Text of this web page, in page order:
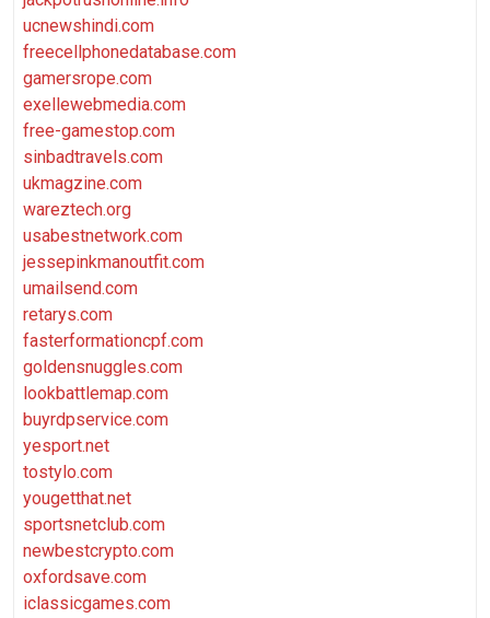
ucnewshindi.com
freecellphonedatabase.com
gamersrope.com
exellewebmedia.com
free-gamestop.com
sinbadtravels.com
ukmagzine.com
wareztech.org
usabestnetwork.com
jessepinkmanoutfit.com
umailsend.com
retarys.com
fasterformationcpf.com
goldensnuggles.com
lookbattlemap.com
buyrdpservice.com
yesport.net
tostylo.com
yougetthat.net
sportsnetclub.com
newbestcrypto.com
oxfordsave.com
iclassicgames.com